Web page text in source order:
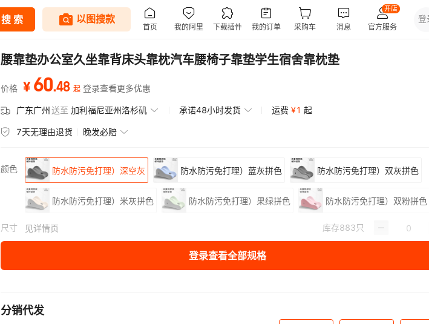
腰靠垫办公室久坐靠背床头靠枕汽车腰椅子靠垫学生宿舍靠枕垫
价格 ¥ 60.48 起 登录查看更多优惠
广东广州送至 加利福尼亚州洛杉矶 承诺48小时发货 运费 ¥1 起
7天无理由退货 晚发必赔
颜色 防水防污免打理）深空灰 防水防污免打理）蓝灰拼色 防水防污免打理）双灰拼色
防水防污免打理）米灰拼色 防水防污免打理）果绿拼色 防水防污免打理）双粉拼色
尺寸 见详情页 库存883只
登录查看全部规格
分销代发